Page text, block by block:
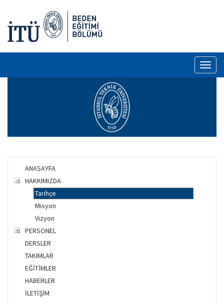
ANASAYFA
HAKKIMIZDA
Tarihçe
Misyon
Vizyon
PERSONEL
DERSLER
TAKIMLAR
EĞİTİMLER
HABERLER
İLETİŞİM